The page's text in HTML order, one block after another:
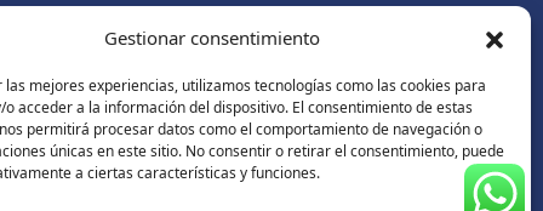
Gestionar consentimiento
las mejores experiencias, utilizamos tecnologías como las cookies para
acceder a la información del dispositivo. El consentimiento de estas
permitirá procesar datos como el comportamiento de navegación o
únicas en este sitio. No consentir o retirar el consentimiento, puede
a ciertas características y funciones.
Contáctanos